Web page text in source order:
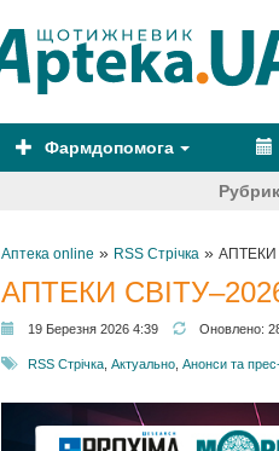
Фармдопомога
Аптека online » RSS Стрічка » АПТЕКИ
АПТЕКИ СВІТУ–2026.
19 Березня 2026 4:39 Оновлено:
RSS Стрічка Актуально Анонси та